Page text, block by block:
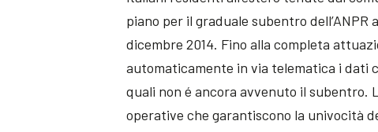
piano per il graduale subentro
dicembre 2014. Fino alla completa
automaticamente in via telematica i dati
quali non é ancora avvenuto il subentro.
operative che garantiscono la univocità